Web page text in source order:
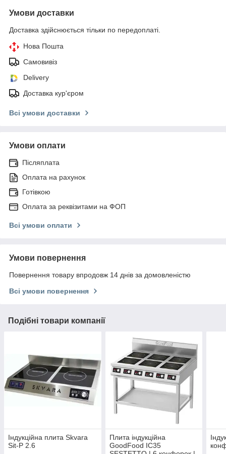
Умови доставки
Доставка здійснюється тільки по передоплаті.
Нова Пошта
Самовивіз
Delivery
Доставка кур'єром
Всі умови доставки
Умови оплати
Післяплата
Оплата на рахунок
Готівкою
Оплата за реквізитами на ФОП
Всі умови оплати
Умови повернення
Повернення товару впродовж 14 днів за домовленістю
Всі умови повернення
Подібні товари компанії
Індукційна плита Skvara
Sit-Р 2.6
Плита індукційна
GoodFood IC35